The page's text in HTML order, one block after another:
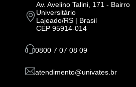
Av. Avelino Talini, 171 - Bairro
Universitário
Lajeado/RS | Brasil
CEP 95914-014
0800 7 07 08 09
atendimento@univates.br